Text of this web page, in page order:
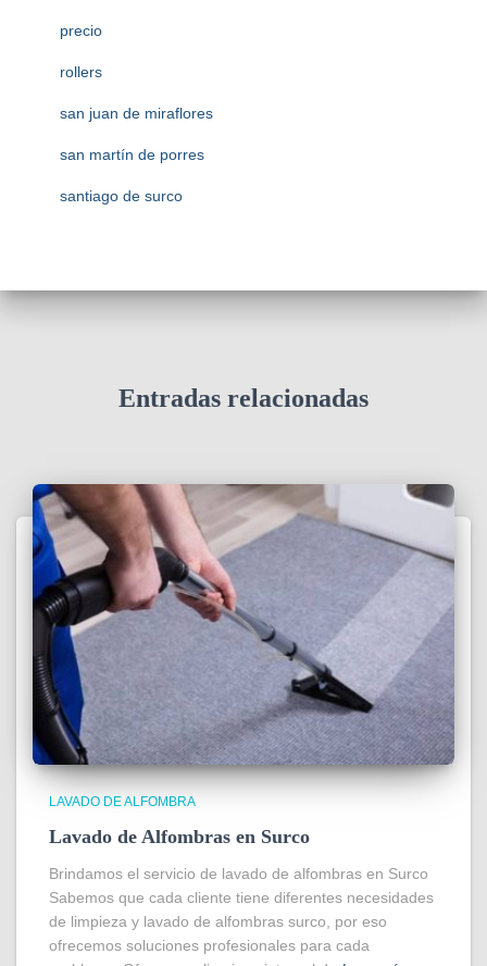
precio
rollers
san juan de miraflores
san martín de porres
santiago de surco
Entradas relacionadas
LAVADO DE ALFOMBRA
Lavado de Alfombras en Surco
Brindamos el servicio de lavado de alfombras en Surco
Sabemos que cada cliente tiene diferentes necesidades
de limpieza y lavado de alfombras surco, por eso
ofrecemos soluciones profesionales para cada